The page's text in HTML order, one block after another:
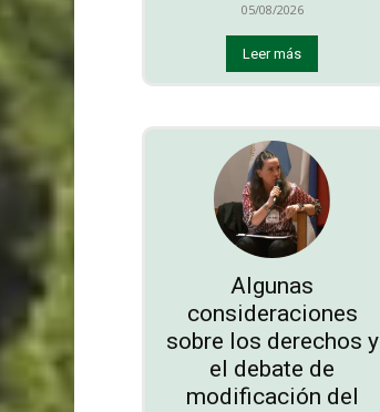
05/08/2026
Leer más
Algunas
consideraciones
sobre los derechos y
el debate de
modificación del